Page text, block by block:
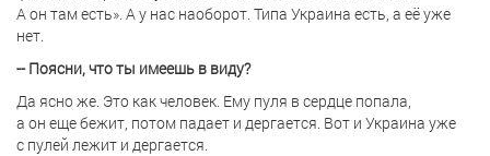
А он там есть». А у нас наоборот. Типа Украина есть, а её уже
нет.
-- Поясни, что ты имеешь в виду?
Да ясно же. Это как человек. Ему пуля в сердце попала,
а он еще бежит, потом падает и дергается. Вот и Украина уже
с пулей лежит и дергается.